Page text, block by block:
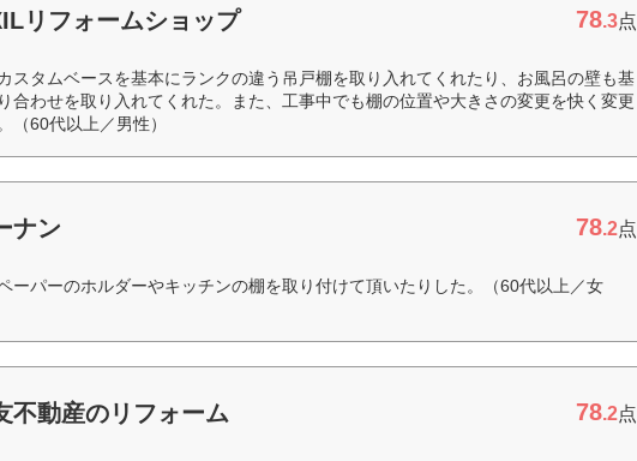
リフォームショップ 78.3点
スタムベースを基本にランクの違う吊戸棚を取り入れてくれたり、お風呂の壁も基
合わせを取り入れてくれた。また、工事中でも棚の位置や大きさの変更を快く変更
（60代以上／男性）
ナン 78.2点
ーパーのホルダーやキッチンの棚を取り付けて頂いたりした。（60代以上／女
不動産のリフォーム 78.2点